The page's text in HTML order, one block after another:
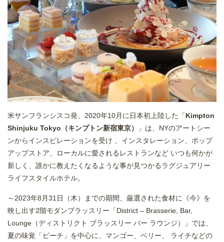
米サンフランシスコ発、2020年10月に日本初上陸した「Kimpton
Shinjuku Tokyo（キンプトン新宿東京）
」は、NYのアートシー
ンからインスピレーションを受け 、インスタレーション、ポップ
アップストア、ローカルに愛されるレストランなど いつも何かが
新しく、誰かに教えたくなるような事が見つかるラグジュアリー
ライフスタイルホテル。
～2023年8月31日（木）までの期間、厳選された食材に《今》を
映し出す2階モダンブラッスリー「District – Brasserie, Bar,
Lounge（ディストリクト ブラッスリー バー ラウンジ）」では、
夏の味覚「ピーチ」を中心に、マンゴー、ベリー、 ライチなどの